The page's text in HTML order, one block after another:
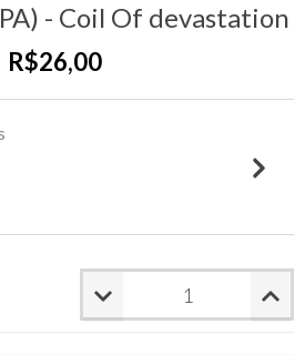
- Coil Of devastation
R$26,00